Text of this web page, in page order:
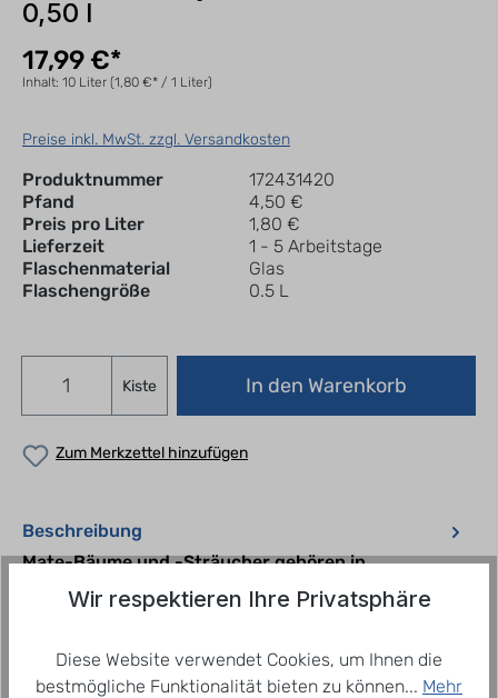
0,50 l
17,99 €*
Inhalt: 10 Liter (1,80 €* / 1 Liter)
Preise inkl. MwSt. zzgl. Versandkosten
Produktnummer
172431420
Pfand
4,50 €
Preis pro Liter
1,80 €
Lieferzeit
1 - 5 Arbeitstage
Flaschenmaterial
Glas
Flaschengröße
0.5 L
Kiste In den Warenkorb
Zum Merkzettel hinzufügen
Beschreibung
Mate-Bäume und -Sträucher gehören in
werden ihre knallgrünen Blätter zerkleinert.… Mehr
Wir respektieren Ihre Privatsphäre
Diese Website verwendet Cookies, um Ihnen die
bestmögliche Funktionalität bieten zu können... Mehr